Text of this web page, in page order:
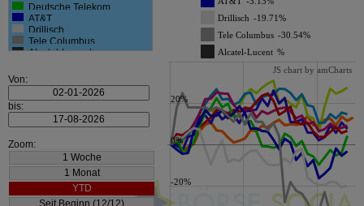
Deutsche Telekom
AT&T
Drillisch
Tele Columbus
Alcatel-Lucent
Von:
bis:
Zoom:
Drillisch -19.71%
Tele Columbus -30.54%
Alcatel-Lucent %
-20%
0%
20%
JS chart by amCharts